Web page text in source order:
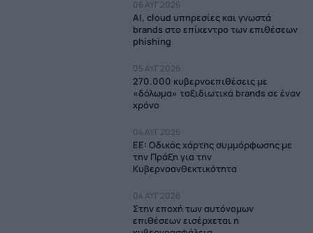
06 ΑΥΓ 2026
AI, cloud υπηρεσίες και γνωστά
brands στο επίκεντρο των επιθέσεων
phishing
05 ΑΥΓ 2026
270.000 κυβερνοεπιθέσεις με
«δόλωμα» ταξιδιωτικά brands σε έναν
χρόνο
04 ΑΥΓ 2026
EE: Οδικός χάρτης συμμόρφωσης με
την Πράξη για την
Κυβερνοανθεκτικότητα
04 ΑΥΓ 2026
Στην εποχή των αυτόνομων
επιθέσεων εισέρχεται η